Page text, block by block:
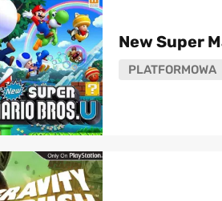
New Super
PLATFORMOWA